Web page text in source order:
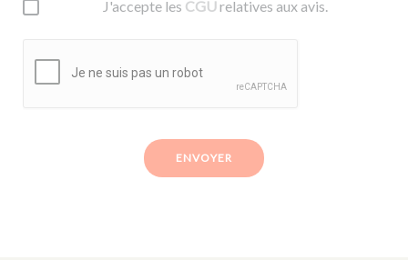
J'accepte les CGUrelatives aux avis.
ENVOYER